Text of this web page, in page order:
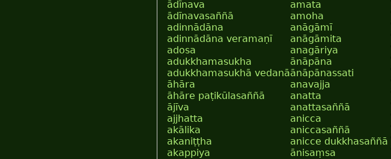
ādīnava
ādīnavasaññā
adinnādāna
adinnādāna veramaṇī
adosa
adukkhamasukha
adukkhamasukhā vedanā
āhāra
āhāre paṭikūlasaññā
ājīva
ajjhatta
akālika
akaniṭṭha
akappiya
amata
amoha
anāgāmī
anāgāmita
anagāriya
ānāpāna
ānāpānassati
anavajja
anatta
anattasaññā
anicca
aniccasaññā
anicce dukkhasaññā
ānisaṃsa